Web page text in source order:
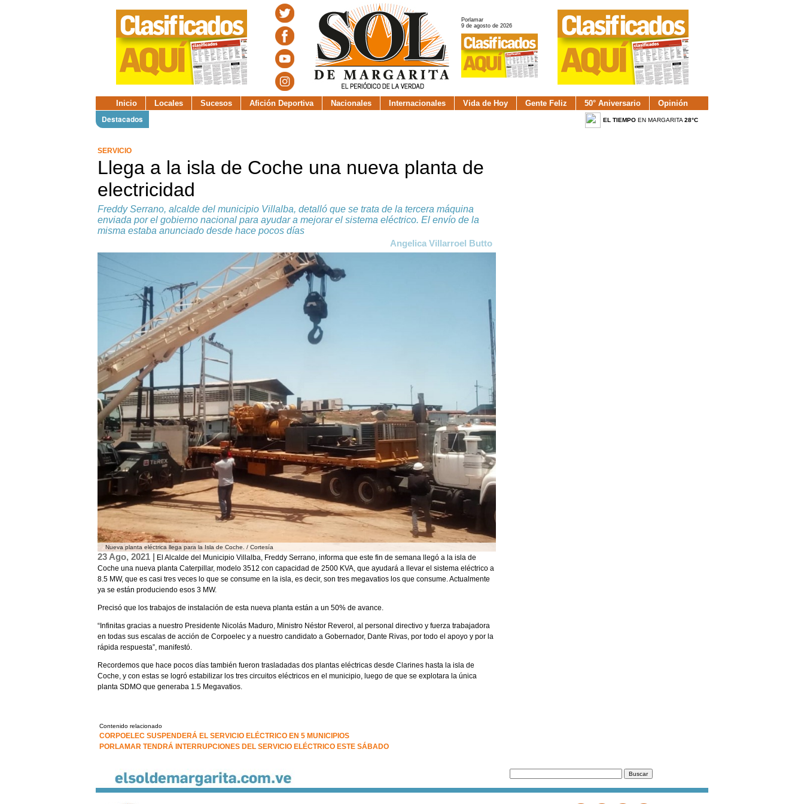
Porlamar
9 de agosto de 2026
Inicio Locales Sucesos Afición Deportiva Nacionales Internacionales Vida de Hoy Gente Feliz 50° Aniversario Opinión
Destacados EL TIEMPOEN MARGARITA 28°C
SERVICIO
Llega a la isla de Coche una nueva planta de
electricidad
Freddy Serrano, alcalde del municipio Villalba, detalló que se trata de la tercera máquina
enviada por el gobierno nacional para ayudar a mejorar el sistema eléctrico. El envío de la
misma estaba anunciado desde hace pocos días
Angelica Villarroel Butto
Nueva planta eléctrica llega para la Isla de Coche. / Cortesía
23 Ago, 2021 | El Alcalde del Municipio Villalba, Freddy Serrano, informa que este fin de semana llegó a la isla de
Coche una nueva planta Caterpillar, modelo 3512 con capacidad de 2500 KVA, que ayudará a llevar el sistema eléctrico a
8.5 MW, que es casi tres veces lo que se consume en la isla, es decir, son tres megavatios los que consume. Actualmente
ya se están produciendo esos 3 MW.
Precisó que los trabajos de instalación de esta nueva planta están a un 50% de avance.
“Infinitas gracias a nuestro Presidente Nicolás Maduro, Ministro Néstor Reverol, al personal directivo y fuerza trabajadora
en todas sus escalas de acción de Corpoelec y a nuestro candidato a Gobernador, Dante Rivas, por todo el apoyo y por la
rápida respuesta”, manifestó.
Recordemos que hace pocos días también fueron trasladadas dos plantas eléctricas desde Clarines hasta la isla de
Coche, y con estas se logró estabilizar los tres circuitos eléctricos en el municipio, luego de que se explotara la única
planta SDMO que generaba 1.5 Megavatios.
Contenido relacionado
CORPOELEC SUSPENDERÁ EL SERVICIO ELÉCTRICO EN 5 MUNICIPIOS
PORLAMAR TENDRÁ INTERRUPCIONES DEL SERVICIO ELÉCTRICO ESTE SÁBADO